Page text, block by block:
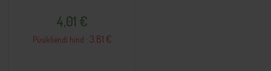
4,01 €
Püsikliendi hind : 3.81 €